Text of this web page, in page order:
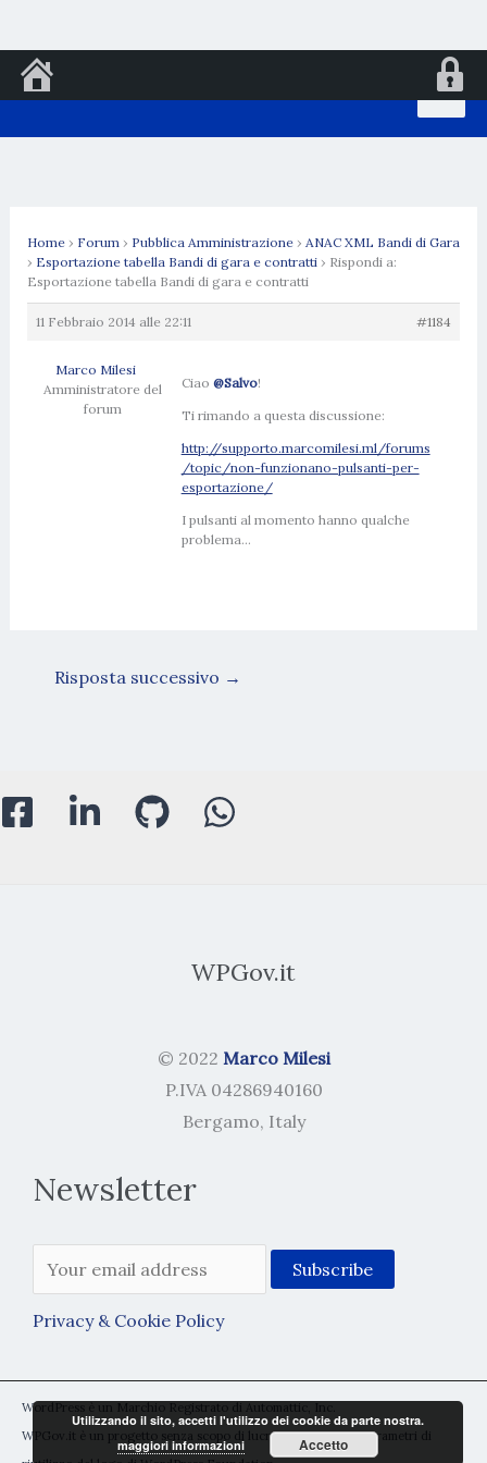
al
Home › Forum › Pubblica Amministrazione › ANAC XML Bandi di Gara
› Esportazione tabella Bandi di gara e contratti › Rispondi a:
Esportazione tabella Bandi di gara e contratti
11 Febbraio 2014 alle 22:11 #1184
Marco Milesi
Amministratore del
forum
Ciao @Salvo!
Ti rimando a questa discussione:
http://supporto.marcomilesi.ml/forums
/topic/non-funzionano-pulsanti-per-
esportazione/
I pulsanti al momento hanno qualche
problema…
Risposta successivo →
WPGov.it
© 2022 Marco Milesi
P.IVA 04286940160
Bergamo, Italy
Newsletter
Privacy & Cookie Policy
WordPress è un Marchio Registrato di Automattic, Inc.
WPGov.it è un progetto senza scopo di lucro rientrante nei parametri di
Utilizzando il sito, accetti l'utilizzo dei cookie da parte nostra.
maggiori informazioni
Accetto